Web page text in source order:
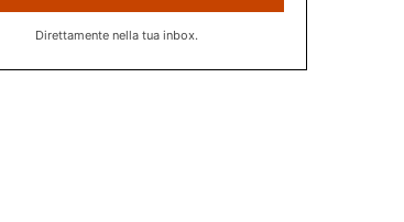
Direttamente nella tua inbox.